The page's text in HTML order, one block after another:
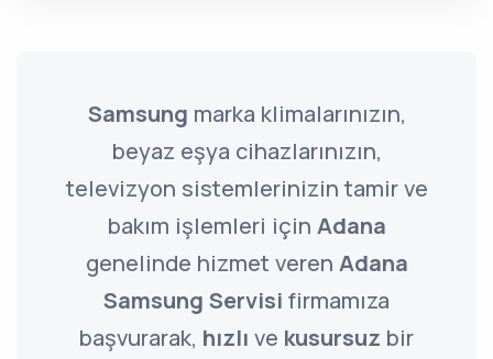
Samsung marka klimalarınızın,
beyaz eşya cihazlarınızın,
televizyon sistemlerinizin tamir ve
bakım işlemleri için Adana
genelinde hizmet veren Adana
Samsung Servisi firmamıza
başvurarak, hızlı ve kusursuz bir